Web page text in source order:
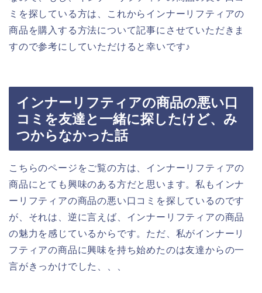
ミを探している方は、これからインナーリフティアの
商品を購入する方法について記事にさせていただきま
すので参考にしていただけると幸いです♪
インナーリフティアの商品の悪い口
コミを友達と一緒に探したけど、み
つからなかった話
こちらのページをご覧の方は、インナーリフティアの
商品にとても興味のある方だと思います。私もインナ
ーリフティアの商品の悪い口コミを探しているのです
が、それは、逆に言えば、インナーリフティアの商品
の魅力を感じているからです。ただ、私がインナーリ
フティアの商品に興味を持ち始めたのは友達からの一
言がきっかけでした、、、